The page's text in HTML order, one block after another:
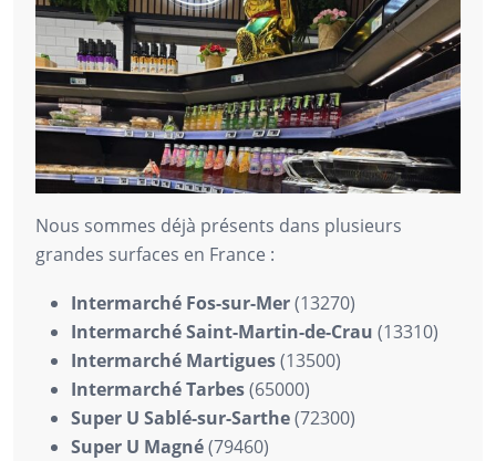
Nous sommes déjà présents dans plusieurs
grandes surfaces en France :
Intermarché Fos-sur-Mer(13270)
Intermarché Saint-Martin-de-Crau (13310)
Intermarché Martigues(13500)
Intermarché Tarbes(65000)
Super U Sablé-sur-Sarthe(72300)
Super U Magné(79460)